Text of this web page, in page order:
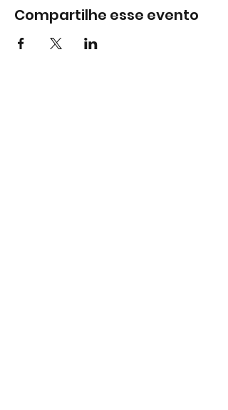
Compartilhe esse evento